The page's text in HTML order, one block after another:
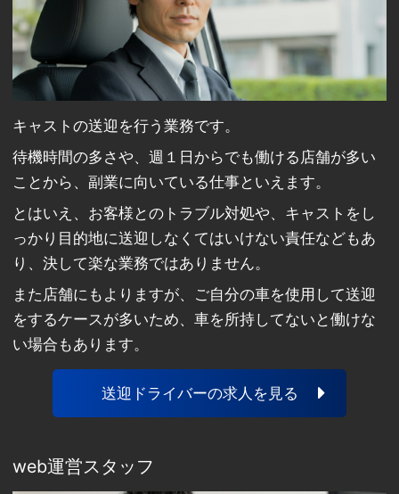
キャストの送迎を行う業務です。
待機時間の多さや、週１日からでも働ける店舗が多い
ことから、副業に向いている仕事といえます。
とはいえ、お客様とのトラブル対処や、キャストをし
っかり目的地に送迎しなくてはいけない責任などもあ
り、決して楽な業務ではありません。
また店舗にもよりますが、ご自分の車を使用して送迎
をするケースが多いため、車を所持してないと働けな
い場合もあります。
送迎ドライバーの求人を見る
web運営スタッフ